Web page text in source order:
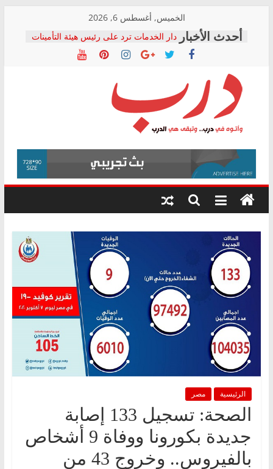
content
الخميس, أغسطس 6, 2026
دار الخدمات ترد على رئيس هيئة التأمينات
بعد مؤتمره الصحفي: إنكار الأزمة لا ينهي
معاناة أصحاب المعاشات.. ونطالب بكشف
فرحات سليمان يكتب: القطاع الصحي إلى
أين؟
حزب التحالف الشعبي يطلق لجنة “الحق
في الصحة” بالإسكندرية لرصد الانتهاكات
ودعم المرضى
الوزاري لمدينة الصحفيين.. وانتهاء أعمال
إنشاء المبنى الإداري
المجلس القومي لحقوق الإنسان يعلن
متابعة قضية الدكتور محمد زهران.. ويؤكد:
قرينة البراءة وضمانات المحاكمة العادلة
درب
وأتوه
درب..
وتبقى
هي
الرئيسية مصر
الصحة: تسجيل 133 إصابة
جديدة بكورونا ووفاة 9 أشخاص
بالفيروس.. وخروج 43 من